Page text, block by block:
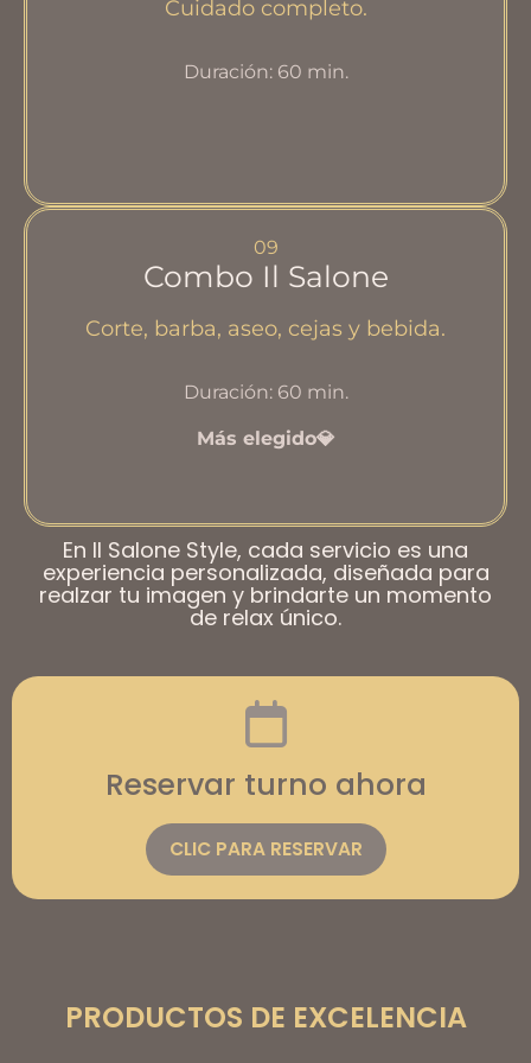
Cuidado completo.
Duración: 60 min.
09
Corte, barba, aseo, cejas y bebida.
Combo Il Salone
Duración: 60 min.
Más elegido💎
En Il Salone Style, cada servicio es una
experiencia personalizada, diseñada para
realzar tu imagen y brindarte un momento
de relax único.
Reservar turno ahora
CLIC PARA RESERVAR
PRODUCTOS DE EXCELENCIA